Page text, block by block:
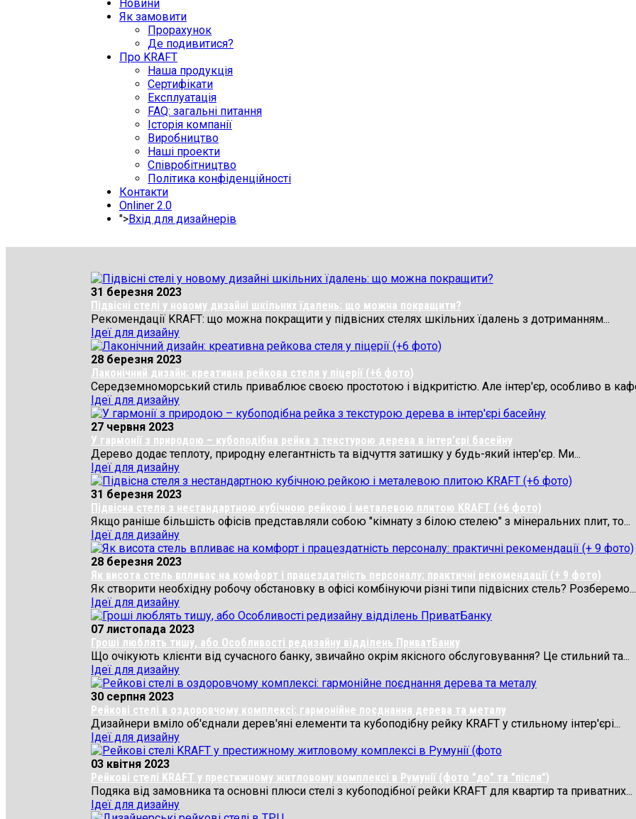
Новини
Як замовити
Прорахунок
Де подивитися?
Про KRAFT
Наша продукція
Сертифікати
Експлуатація
FAQ: загальні питання
Історія компанії
Виробництво
Наші проекти
Співробітництво
Політика конфіденційності
Контакти
Onliner 2.0
">Вхід для дизайнерів
31 березня 2023
Підвісні стелі у новому дизайні шкільних їдалень: що можна покращити?
Рекомендації KRAFT: що можна покращити у підвісних стелях шкільних їдалень з дотриманням...
Ідеї для дизайну
28 березня 2023
Лаконічний дизайн: креативна рейкова стеля у піцерії (+6 фото)
Середземноморський стиль приваблює своєю простотою і відкритістю. Але інтер'єр, особливо в
Ідеї для дизайну
27 червня 2023
У гармонії з природою – кубоподібна рейка з текстурою дерева в інтер'єрі басейну
Дерево додає теплоту, природну елегантність та відчуття затишку у будь-який інтер'єр. Ми...
Ідеї для дизайну
31 березня 2023
Підвісна стеля з нестандартною кубічною рейкою і металевою плитою KRAFT (+6 фото)
Якщо раніше більшість офісів представляли собою "кімнату з білою стелею" з мінеральних плит, то...
Ідеї для дизайну
28 березня 2023
Як висота стель впливає на комфорт і працездатність персоналу: практичні рекомендації (+ 9 фото)
Як створити необхідну робочу обстановку в офісі комбінуючи різні типи підвісних стель? Розберемо...
Ідеї для дизайну
07 листопада 2023
Гроші люблять тишу, або Особливості редизайну відділень ПриватБанку
Що очікують клієнти від сучасного банку, звичайно окрім якісного обслуговування? Це стильний та...
Ідеї для дизайну
30 серпня 2023
Рейкові стелі в оздоровчому комплексі: гармонійне поєднання дерева та металу
Дизайнери вміло об'єднали дерев'яні елементи та кубоподібну рейку KRAFT у стильному інтер'єрі...
Ідеї для дизайну
03 квітня 2023
Рейкові стелі KRAFT у престижному житловому комплексі в Румунії (фото "до" та "після")
Подяка від замовника та основні плюси стелі з кубоподібної рейки KRAFT для квартир та приватних...
Ідеї для дизайну